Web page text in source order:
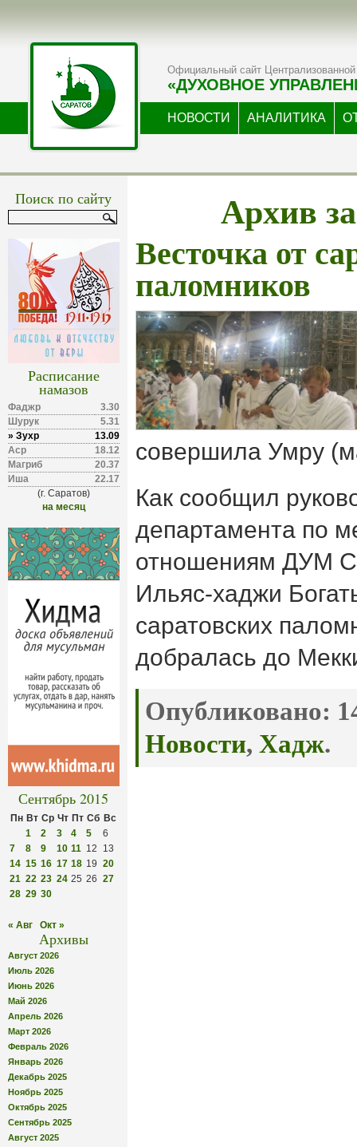
Официальный сайт Централизованной
«ДУХОВНОЕ
НОВОСТИ АНАЛИТИКА
Поиск по сайту
Расписание
намазов
Фаджр
3.30
Шурук
5.31
» Зухр
13.09
Аср
18.12
Магриб
20.37
Иша
22.17
(г. Саратов)
на месяц
Сентябрь 2015
Пн Вт Ср Чт Пт Сб Вс
1
2 3 4 5
6
7
8 9 10 11 12
13
14 15 16 17 18 19 20
21 22 23 24 25 26 27
28 29 30
« Авг Окт »
Архивы
Август 2026
Июль 2026
Июнь 2026
Май 2026
Апрель 2026
Март 2026
Февраль 2026
Январь 2026
Декабрь 2025
Ноябрь 2025
Октябрь 2025
Сентябрь 2025
Август 2025
Архив
Весточка от
паломников
совершила Умру
Как сообщил
департамента по
отношениям ДУМ
Ильяс-хаджи
саратовских
добралась до
Опубликовано:
Новости, Хадж.